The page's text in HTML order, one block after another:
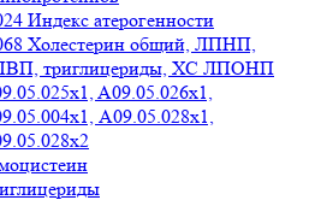
Индекс атерогенности
Холестерин общий, ЛПНП,
триглицериды, ХС ЛПОНП
A09.05.026х1,
А09.05.028х1,